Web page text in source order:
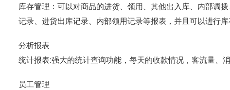
库存管理：可以对商品的进货、领用、其他出入库、内部调
记录、进货出库记录、内部领用记录等报表，并且可以进行库
分析报表
统计报表:强大的统计查询功能，每天的收款情况，客流量、
员工管理